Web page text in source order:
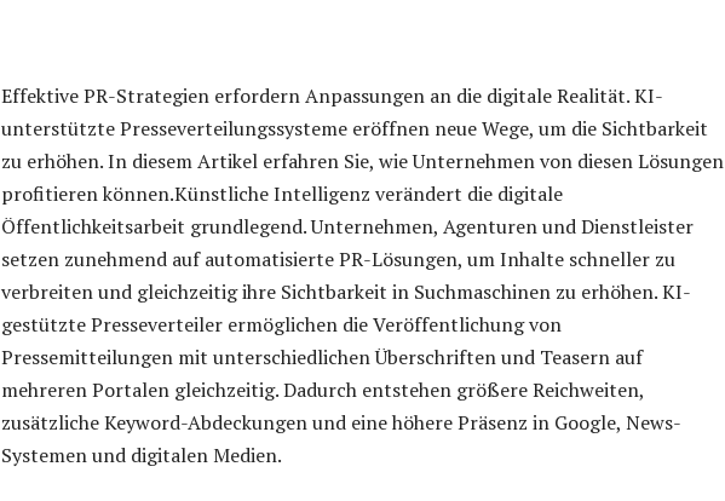
Effektive PR-Strategien erfordern Anpassungen an die digitale Realität. KI-
unterstützte Presseverteilungssysteme eröffnen neue Wege, um die Sichtbarkeit
zu erhöhen. In diesem Artikel erfahren Sie, wie Unternehmen von diesen Lösungen
profitieren können.Künstliche Intelligenz verändert die digitale
Öffentlichkeitsarbeit grundlegend. Unternehmen, Agenturen und Dienstleister
setzen zunehmend auf automatisierte PR-Lösungen, um Inhalte schneller zu
verbreiten und gleichzeitig ihre Sichtbarkeit in Suchmaschinen zu erhöhen. KI-
gestützte Presseverteiler ermöglichen die Veröffentlichung von
Pressemitteilungen mit unterschiedlichen Überschriften und Teasern auf
mehreren Portalen gleichzeitig. Dadurch entstehen größere Reichweiten,
zusätzliche Keyword-Abdeckungen und eine höhere Präsenz in Google, News-
Systemen und digitalen Medien.